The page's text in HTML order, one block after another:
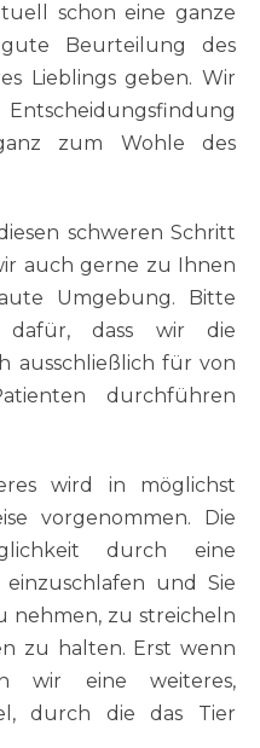
schon eine ganze
Beurteilung des
Lieblings geben. Wir
zum Wohle des
schweren Schritt
auch gerne zu Ihnen
Umgebung. Bitte
dafür, dass wir die
ausschließlich für von
durchführen
wird in möglichst
vorgenommen. Die
durch eine
und Sie
nehmen, zu streicheln
zu halten. Erst wenn
wir eine weiteres,
durch die das Tier